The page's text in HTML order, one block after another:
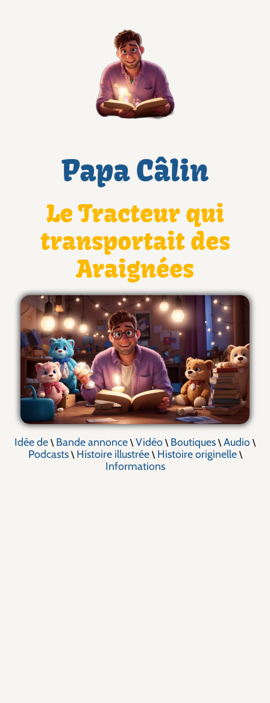
Papa Câlin
Le Tracteur qui
transportait des
Araignées
Idée de \ Bande annonce \ Vidéo \ Boutiques \ Audio \
Podcasts\ Histoire illustrée\ Histoire originelle\
Informations